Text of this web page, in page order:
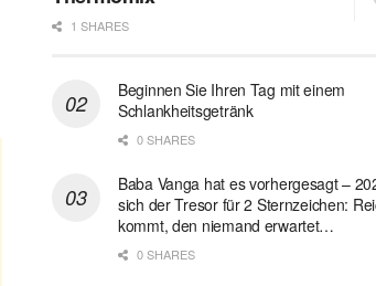
1 SHARES
Beginnen Sie Ihren Tag mit einem
Schlankheitsgetränk
0 SHARES
Baba Vanga hat es vorhergesagt –
sich der Tresor für 2 Sternzeichen:
kommt, den niemand erwartet…
0 SHARES